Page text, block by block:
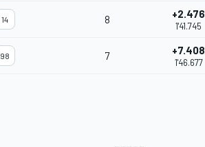
14 8 +2.476
1'41.745
98 7 +7.408
1'46.677